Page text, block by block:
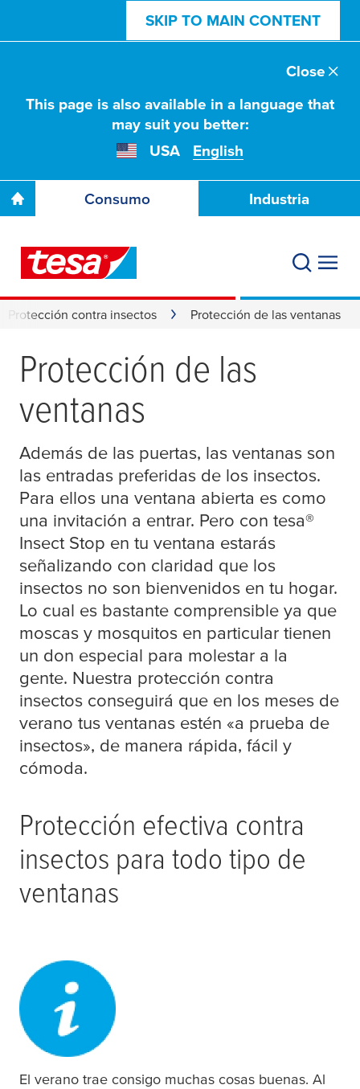
SKIP TO MAIN CONTENT
This page is also available in a language that
may suit you better:
USA
English
Close
Consumo Industria
Protección contra insectos Protección de las ventanas
Protección de las
ventanas
Además de las puertas, las ventanas son
las entradas preferidas de los insectos.
Para ellos una ventana abierta es como
una invitación a entrar. Pero con tesa®
Insect Stop en tu ventana estarás
señalizando con claridad que los
insectos no son bienvenidos en tu hogar.
Lo cual es bastante comprensible ya que
moscas y mosquitos en particular tienen
un don especial para molestar a la
gente. Nuestra protección contra
insectos conseguirá que en los meses de
verano tus ventanas estén «a prueba de
insectos», de manera rápida, fácil y
cómoda.
Protección efectiva contra
insectos para todo tipo de
ventanas
El verano trae consigo muchas cosas buenas. Al